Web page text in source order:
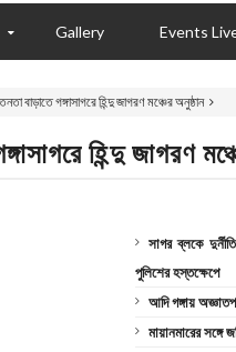
Gallery Events
বাড়াতে গঙ্গাসাগরে হিন্দু জাগরণ মঞ্চের অনুষ্ঠান
হিন্দু জাগরণ
সাগর ব্লকে
পুলিশের হস্তক্ষেপে
আদি গঙ্গায়
মায়ানমারের